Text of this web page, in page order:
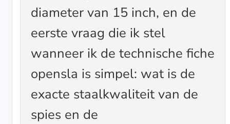
diameter van 15 inch, en de
eerste vraag die ik stel
wanneer ik de technische fiche
opensla is simpel: wat is de
exacte staalkwaliteit van de
spies en de